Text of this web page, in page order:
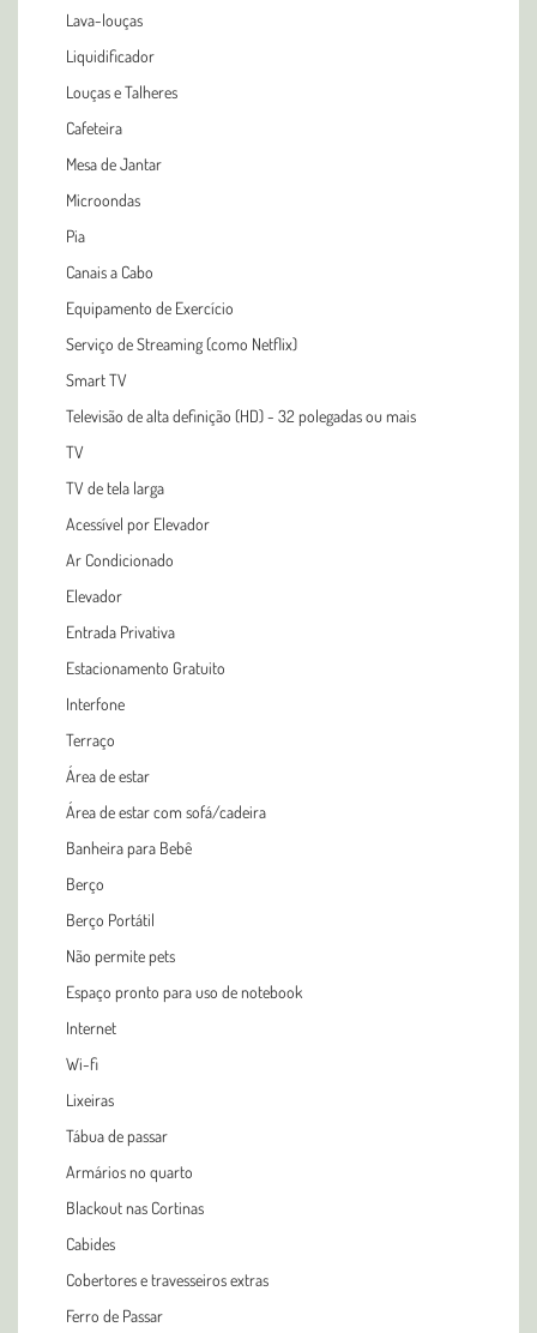
Lava-louças
Liquidificador
Louças e Talheres
Cafeteira
Mesa de Jantar
Microondas
Pia
Canais a Cabo
Equipamento de Exercício
Serviço de Streaming (como Netflix)
Smart TV
Televisão de alta definição (HD) - 32 polegadas ou mais
TV
TV de tela larga
Acessível por Elevador
Ar Condicionado
Elevador
Entrada Privativa
Estacionamento Gratuito
Interfone
Terraço
Área de estar
Área de estar com sofá/cadeira
Banheira para Bebê
Berço
Berço Portátil
Não permite pets
Espaço pronto para uso de notebook
Internet
Wi-fi
Lixeiras
Tábua de passar
Armários no quarto
Blackout nas Cortinas
Cabides
Cobertores e travesseiros extras
Ferro de Passar